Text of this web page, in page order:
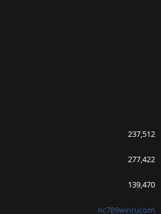
237,512
277,422
139,470
nc789winrucom